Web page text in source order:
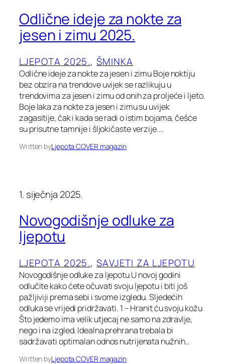
Odlične ideje za nokte za
jesen i zimu 2025.
LJEPOTA 2025., ŠMINKA
Odlične ideje za nokte za jesen i zimu Boje noktiju
bez obzira na trendove uvijek se razlikuju u
trendovima za jesen i zimu od onih za proljeće i ljeto.
Boje laka za nokte za jesen i zimu su uvijek
zagasitije, čak i kada se radi o istim bojama, češće
su prisutne tamnije i šljokičaste verzije.…
Written byLjepota COVER magazin
1. siječnja 2025.
Novogodišnje odluke za
ljepotu
LJEPOTA 2025., SAVJETI ZA LJEPOTU
Novogodišnje odluke za ljepotu U novoj godini
odlučite kako ćete očuvati svoju ljepotu i biti još
pažljiviji prema sebi i svome izgledu. Sljedećih
odluka se vrijedi pridržavati. 1 – Hranit ću svoju kožu
Što jedemo ima velik utjecaj ne samo na zdravlje,
nego i na izgled. Idealna prehrana trebala bi
sadržavati optimalan odnos nutrijenata nužnih…
Written byLjepota COVER magazin